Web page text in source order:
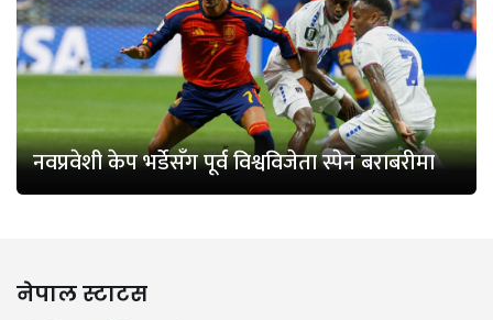
नवप्रवेशी केप भर्डेसँग पूर्व विश्वविजेता स्पेन बराबरीमा
नेपाल स्टाटस